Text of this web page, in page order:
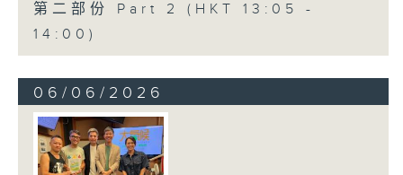
第二部份 Part 2 (HKT 13:05 -
14:00)
06/06/2026